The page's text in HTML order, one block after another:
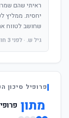
ראיתי שהם
יחסית. ממליץ
שחושב לטווח
גיל ש. · לפני 3 חודשים
פרופיל סיכון
מתון